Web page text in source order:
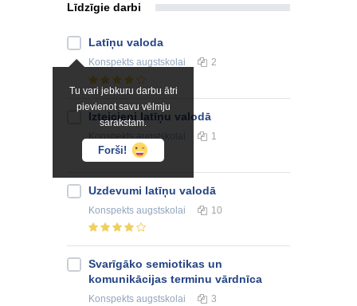
Līdzīgie darbi
Tu vari jebkuru darbu ātri
pievienot savu vēlmju
sarakstam.
Forši!
Latīņu valoda
Konspekts augstskolai 2
Izteicieni latīņu valodā
Konspektsaugstskolai 1
Uzdevumi latīņu valodā
Konspekts augstskolai 10
Svarīgāko semiotikas un
komunikācijas terminu vārdnīca
Konspekts augstskolai 3